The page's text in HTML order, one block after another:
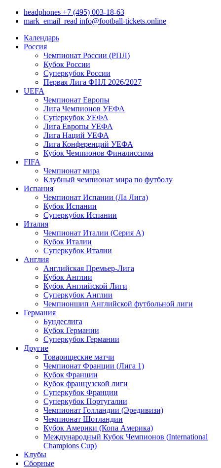
headphones +7 (495) 003-18-63
mark_email_read info@football-tickets.online
Календарь
Россия
Чемпионат России (РПЛ)
Кубок России
Суперкубок России
Первая Лига ФНЛ 2026/2027
UEFA
Чемпионат Европы
Лига Чемпионов УЕФА
Суперкубок УЕФА
Лига Европы УЕФА
Лига Наций УЕФА
Лига Конференций УЕФА
Кубок Чемпионов Финалиссима
FIFA
Чемпионат мира
Клубный чемпионат мира по футболу
Испания
Чемпионат Испании (Ла Лига)
Кубок Испании
Суперкубок Испании
Италия
Чемпионат Италии (Серия А)
Кубок Италии
Суперкубок Италии
Англия
Английская Премьер-Лига
Кубок Англии
Кубок Английской Лиги
Суперкубок Англии
Чемпионшип Английской футбольной лиги
Германия
Бундеслига
Кубок Германии
Суперкубок Германии
Другие
Товарищеские матчи
Чемпионат Франции (Лига 1)
Кубок Франции
Кубок французской лиги
Суперкубок Франции
Суперкубок Португалии
Чемпионат Голландии (Эредивизи)
Чемпионат Шотландии
Кубок Америки (Копа Америка)
Международный Кубок Чемпионов (International
Champions Cup)
Клубы
Сборные